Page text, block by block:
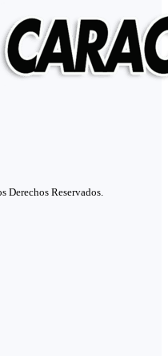
Derechos Reservados.